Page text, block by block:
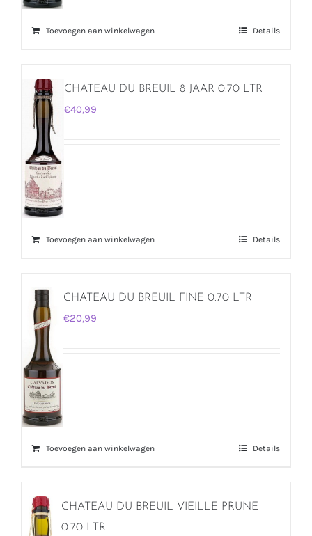
Toevoegen aan winkelwagen Details
CHATEAU DU BREUIL 8 JAAR 0.70 LTR
€40,99
Toevoegen aan winkelwagen Details
CHATEAU DU BREUIL FINE 0.70 LTR
€20,99
Toevoegen aan winkelwagen Details
CHATEAU DU BREUIL VIEILLE PRUNE
0.70 LTR